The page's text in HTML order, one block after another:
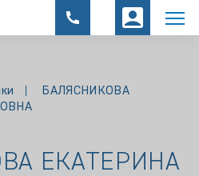
БАЛЯСНИКОВА
ЕКАТЕРИНА